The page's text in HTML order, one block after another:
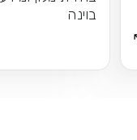
בוינה